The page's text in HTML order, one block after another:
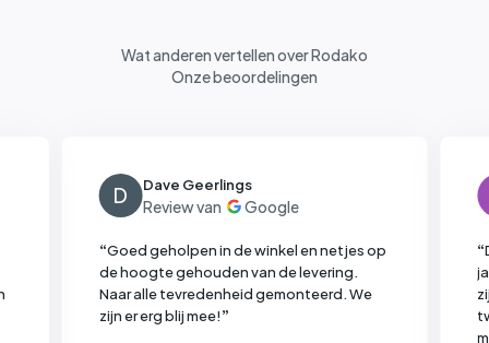
Wat anderen vertellen over Rodako
Onze beoordelingen
Dave Geerlings
D
“Goed geholpen in de winkel en netjes op
de hoogte gehouden van de levering.
Naar alle tevredenheid gemonteerd. We
zijn er erg blij mee!”
“